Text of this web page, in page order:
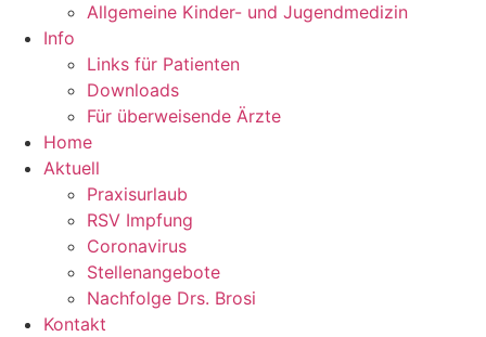
Allgemeine Kinder- und Jugendmedizin
Info
Links für Patienten
Downloads
Für überweisende Ärzte
Home
Aktuell
Praxisurlaub
RSV Impfung
Coronavirus
Stellenangebote
Nachfolge Drs. Brosi
Kontakt